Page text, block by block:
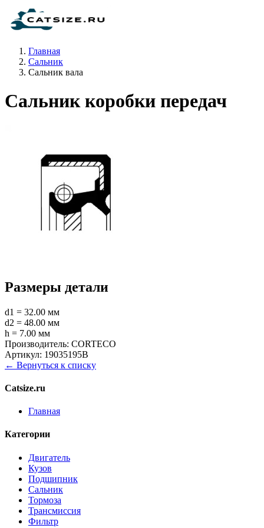
Главная
Сальник
Сальник вала
Сальник коробки передач
Размеры детали
d1 = 32.00 мм
d2 = 48.00 мм
h = 7.00 мм
Производитель: CORTECO
Артикул: 19035195B
← Вернуться к списку
Catsize.ru
Главная
Категории
Двигатель
Кузов
Подшипник
Сальник
Тормоза
Трансмиссия
Фильтр